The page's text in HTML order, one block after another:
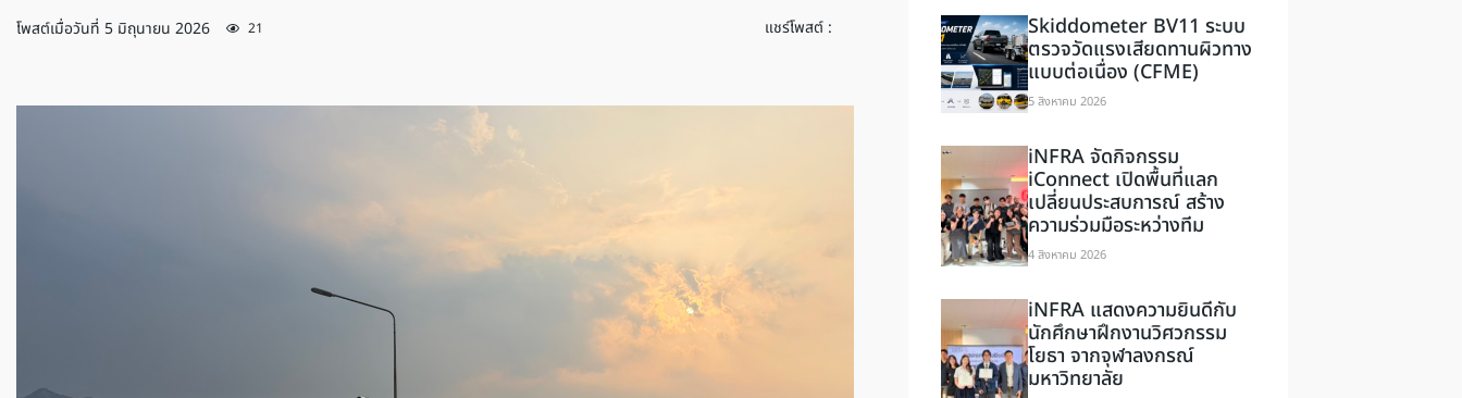
โพสต์เมื่อวันที่ 5 มิถุนายน 2026 21 แชร์โพสต์ : Skiddometer BV11 ระบบ
ตรวจวัดแรงเสียดทานผิวทาง
แบบต่อเนื่อง (CFME)
5 สิงหาคม 2026
iNFRA จัดกิจกรรม
iConnect เปิดพื้นที่แลก
เปลี่ยนประสบการณ์ สร้าง
ความร่วมมือระหว่างทีม
4 สิงหาคม 2026
iNFRA แสดงความยินดีกับ
นักศึกษาฝึกงานวิศวกรรม
โยธา จากจุฬาลงกรณ์
มหาวิทยาลัย